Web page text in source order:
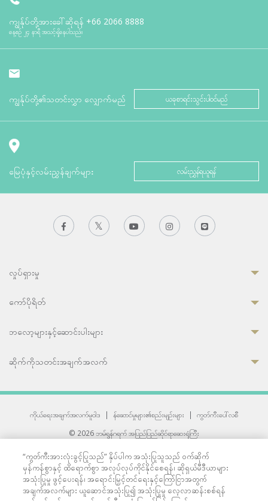
ကျွန်ုပ်တို့အားခေါ်ဆိုရန် +66 2066 8888
နေ့စဉ် ၂၄ နာရီ အသင့်ရှိနေပါသည်။
ကျွန်ုပ်တို့၏သတင်းလွှာ လျှောက်မည် ယခုစာရင်းသွင်းပါဝင်မည်
မြေပုံနှင့်လမ်းညွှန်ချက်များ လမ်းညွှန်ရယူရန်
လှုပ်ရှားမှု
ကော်ပိုရိတ်
ဘလော့များနှင့်ဆောင်းပါးများ
ဆိုက်ကိုသတင်းအချက်အလက်
ကိုယ်ရေးအချက်အလက်မူဝါဒ | န်ဆောင်မှုများ၏စည်းမျဉ်းများ |
ကွတ်ကီးပေါ်လစီ
© 2026 ဘမ်ရွန်ဂရက် အပြည်ပြည်ဆိုင်ရာဆေးရုံကြီး
33 Sukhumvit 3, Wattana, Bangkok 10110 Thailand.
All rights reserved.
“ကွတ်ကီးအားလုံးခွင့်ပြုသည်” နှိပ်ပါက အသုံးပြုသူသည် ဝက်ဆိုက်
မှန်ကန်စွာနှင့် ထိရောက်စွာ အလုပ်လုပ်ကိုင်နိုင်စေရန်၊ ဆိုရှယ်မီဒီယာများ
အသုံးပြုမှု ဖွင့်ပေးရန်၊ အရောင်းမြှင့်တင်ရေးနှင့်ကြော်ငြာအတွက်
အချက်အလက်များ ယူဆောင်အသုံးပြု၍ အသုံးပြုမှု လေ့လာဆန်းစစ်ရန်